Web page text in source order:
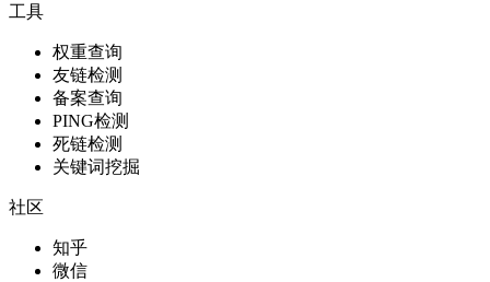
工具
权重查询
友链检测
备案查询
PING检测
死链检测
关键词挖掘
社区
知乎
微信